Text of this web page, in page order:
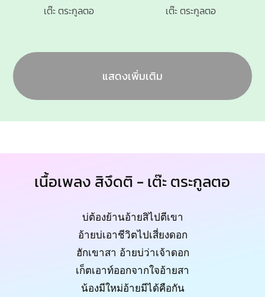
เต๊ะ ตระกูลตอ
เต๊ะ ตระกูลตอ
แสดงเพิ่มเติม
เนื้อเพลง สิงึดติ - เต๊ะ ตระกูลตอ
บ่ต้องย้านอ้ายสิไปตีเขา
อ้ายบ่เอาชีวิตไปเสี่ยงดอก
ฮักเขาสา อ้ายบ่ว่าเจ้าดอก
เก็ตเอาท์ออกจากใจอ้ายสา
น้องมีใหม่อ้ายมีได้คือกัน